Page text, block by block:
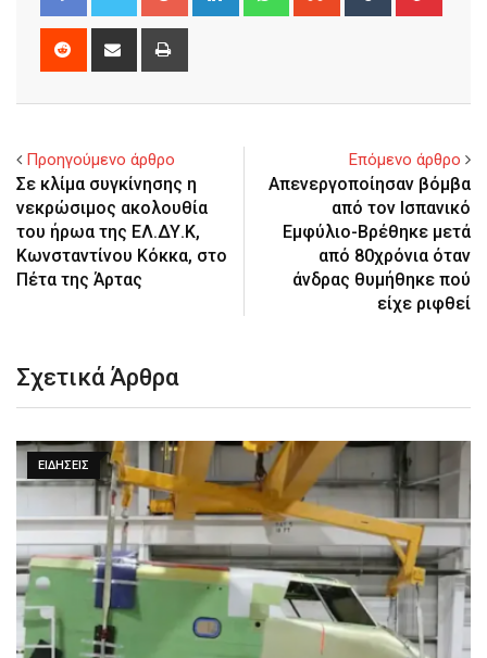
Reddit
Share
Προηγούμενο άρθρο
Σε κλίμα συγκίνησης η
νεκρώσιμος ακολουθία
του ήρωα της ΕΛ.ΔΥ.Κ,
Κωνσταντίνου Κόκκα, στο
Πέτα της Άρτας
Επόμενο άρθρο
Απενεργοποίησαν βόμβα
από τον Ισπανικό
Εμφύλιο-Βρέθηκε μετά
από 80χρόνια όταν
άνδρας θυμήθηκε πού
είχε ριφθεί
Σχετικά Άρθρα
ΕΙΔΉΣΕΙΣ